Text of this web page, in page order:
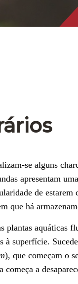
se alguns
apresentam
de estarem
que há
plantas aquáticas
à superfície.
), que começam o
começa a